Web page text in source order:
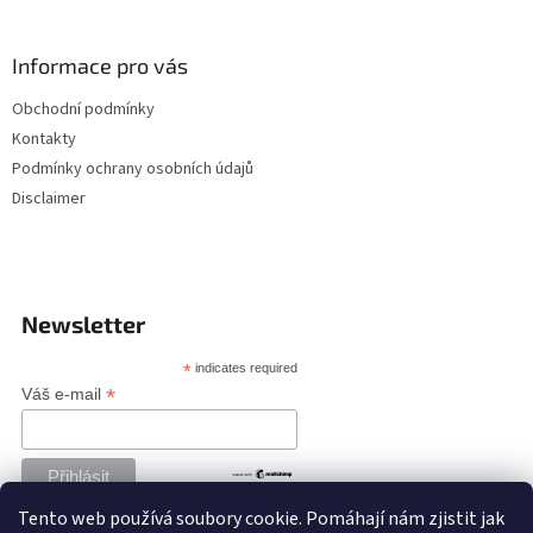
Tento web používá soubory cookie. Pomáhají nám zjistit jak
Informace pro vás
Obchodní podmínky
Kontakty
Podmínky ochrany osobních údajů
Disclaimer
Newsletter
* indicates required
Váš e-mail *